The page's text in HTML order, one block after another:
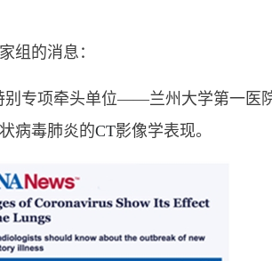
组 的消息：
别专项牵头单位——兰州大学第一医
病毒肺炎的CT影像学表现。